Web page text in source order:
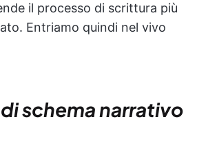
il processo di scrittura più
Entriamo quindi nel vivo
schema narrativo